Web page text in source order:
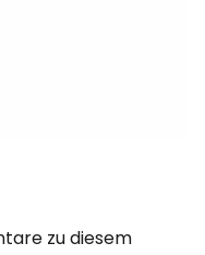
zu diesem